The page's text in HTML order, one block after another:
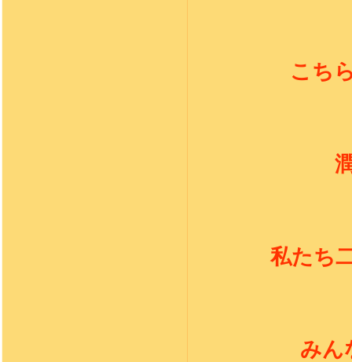
こち
私たち
みん